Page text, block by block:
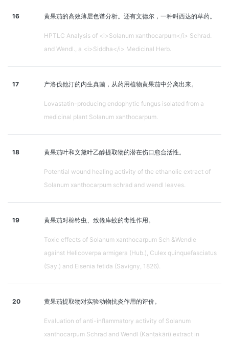
16 黄果茄的高效薄层色谱分析。还有文德尔，一种叫西达的草药。
HPTLC Analysis of <i>Solanum xanthocarpum</i> Schrad.
and Wendl., a <i>Siddha</i> Medicinal Herb.
17 产洛伐他汀的内生真菌，从药用植物黄果茄中分离出来。
Lovastatin-producing endophytic fungus isolated from a
medicinal plant Solanum xanthocarpum.
18 黄果茄叶和文黛叶乙醇提取物的潜在伤口愈合活性。
Potential wound healing activity of the ethanolic extract of
Solanum xanthocarpum schrad and wendl leaves.
19 黄果茄对棉铃虫、致倦库蚊的毒性作用。
Toxic effects of Solanum xanthocarpum Sch &Wendle
against Helicoverpa armigera (Hub.), Culex quinquefasciatus
(Say.) and Eisenia fetida (Savigny, 1826).
20 黄果茄提取物对实验动物抗炎作用的评价。
Evaluation of anti-inflammatory activity of Solanum
xanthocarpum Schrad and Wendl (Kaṇṭakāri) extract in